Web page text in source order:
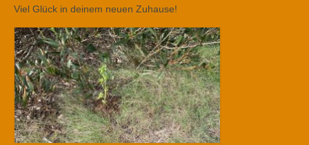
Viel Glück in deinem neuen Zuhause!